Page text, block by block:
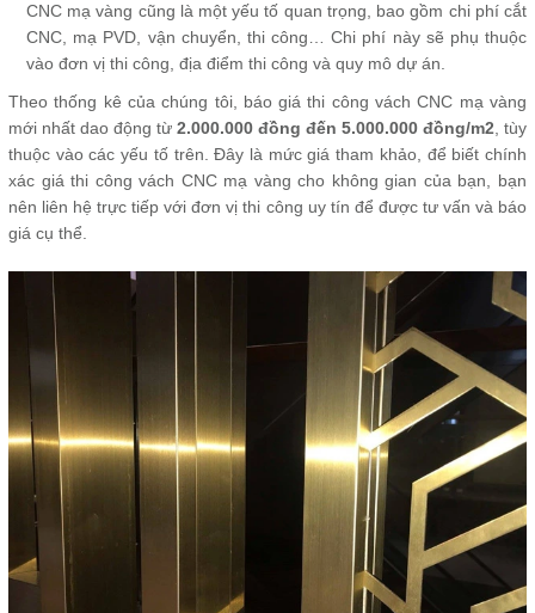
CNC mạ vàng cũng là một yếu tố quan trọng, bao gồm chi phí cắt
CNC, mạ PVD, vận chuyển, thi công… Chi phí này sẽ phụ thuộc
vào đơn vị thi công, địa điểm thi công và quy mô dự án.
Theo thống kê của chúng tôi, báo giá thi công vách CNC mạ vàng
mới nhất dao động từ 2.000.000 đồng đến 5.000.000 đồng/m2, tùy
thuộc vào các yếu tố trên. Đây là mức giá tham khảo, để biết chính
xác giá thi công vách CNC mạ vàng cho không gian của bạn, bạn
nên liên hệ trực tiếp với đơn vị thi công uy tín để được tư vấn và báo
giá cụ thể.